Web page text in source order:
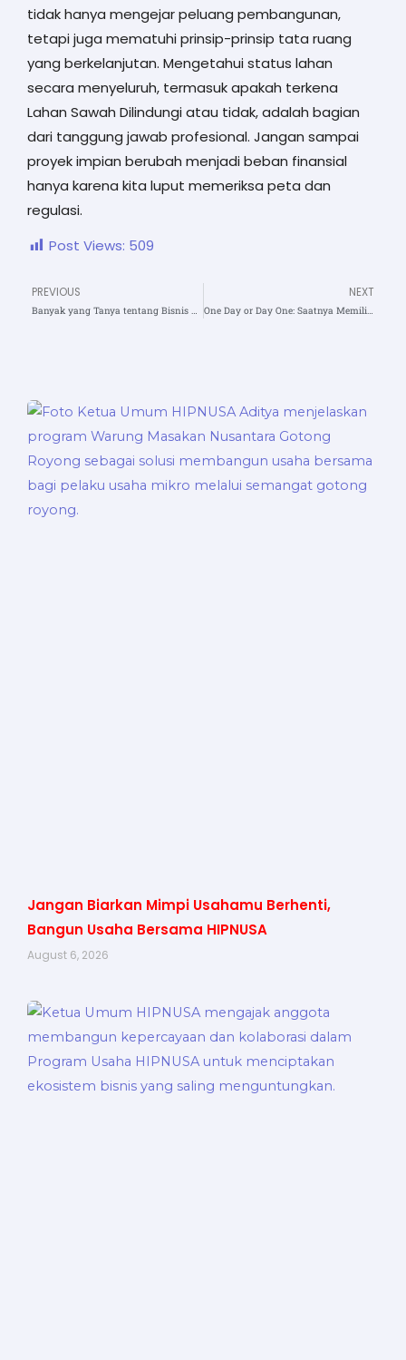
tidak hanya mengejar peluang pembangunan,
tetapi juga mematuhi prinsip-prinsip tata ruang
yang berkelanjutan. Mengetahui status lahan
secara menyeluruh, termasuk apakah terkena
Lahan Sawah Dilindungi atau tidak, adalah bagian
dari tanggung jawab profesional. Jangan sampai
proyek impian berubah menjadi beban finansial
hanya karena kita luput memeriksa peta dan
regulasi.
Post Views: 509
Prev
PREVIOUS NEXT
Jangan Biarkan Mimpi Usahamu Berhenti,
Bangun Usaha Bersama HIPNUSA
August 6, 2026